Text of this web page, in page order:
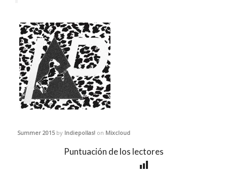
Summer 2015by Indiepollas! on Mixcloud
Puntuación de los lectores